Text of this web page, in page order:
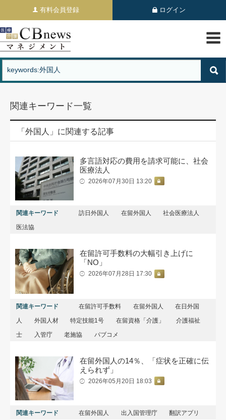
有料会員登録 ログイン
関連キーワード一覧
「外国人」に関連する記事
多言語対応の費用を請求可能に、社会
医療法人
2026年07月30日 13:20
関連キーワード 訪日外国人 在留外国人
社会医療法人
医法協
在留許可手数料の大幅引き上げに
「NO」
2026年07月28日 17:30
関連キーワード 在留許可手数料 在留外国人
在日外国
人
外国人材 特定技能1号 在留資格「介護」
介護福祉
士
入管庁 老施協 パブコメ
在留外国人の14％、「症状を正確に伝
えられず」
2026年05月20日 18:03
関連キーワード 在留外国人 出入国管理庁 翻訳アプリ